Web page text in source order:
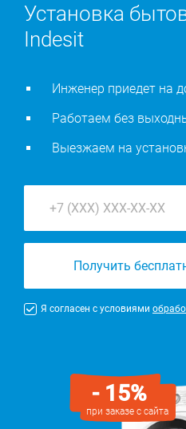
- 15%
при заказе с сайта
Установка
Indesit
Инженер приедет на
Работаем без
Выезжаем на
Получить
Я согласен с условиями